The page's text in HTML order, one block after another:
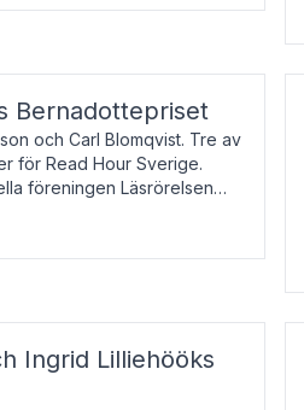
Bernadottepriset
och Carl Blomqvist. Tre av
för Read Hour Sverige.
föreningen Läsrörelsen
för att den under ett kvarts
Ingrid Lilliehööks